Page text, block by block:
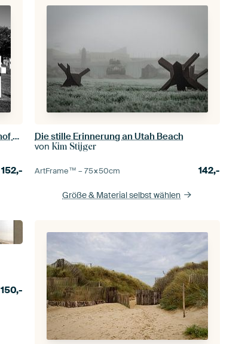
Normandischer amerikanischer Friedhof und Gedenkstätte
152,-
Die stille Erinnerung an Utah Beach
vonKim Stijger
ArtFrame™ –75×50cm 142,-
Größe & Material selbst wählen
150,-